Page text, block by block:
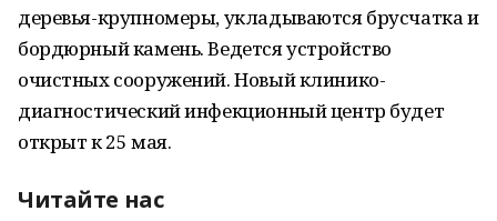
деревья-крупномеры, укладываются брусчатка и
бордюрный камень. Ведется устройство
очистных сооружений. Новый клинико-
диагностический инфекционный центр будет
открыт к 25 мая.
Читайте нас